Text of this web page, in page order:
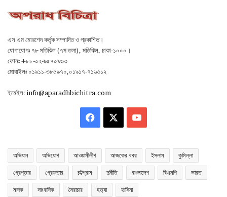
এস এম মোরশেদ কর্তৃক সম্পাদিত ও প্রকাশিত।
যোগাযোগঃ ৭৮ মতিঝিল (৭ম তলা), মতিঝিল, ঢাকা-১০০০।
ফোনঃ +৮৮-০২-৯৫৭০৯৩৩
মোবাইলঃ ০১৯১১-৩৮৫৯৭০,০১৯১৭-৭১৬৩১২
ইমেইল:info@aparadhbichitra.com
Facebook YouTube
অভিযান অভিযোগ আওয়ামীলীগ আজকের খবর ইসলাম কুমিল্লা
গ্রেপ্তার গ্রেফতার চট্টগ্রাম দুর্নীতি বাংলাদেশ বিএনপি ভারত
মাদক সাংবাদিক সৈরাচার হত্যা হাসিনা